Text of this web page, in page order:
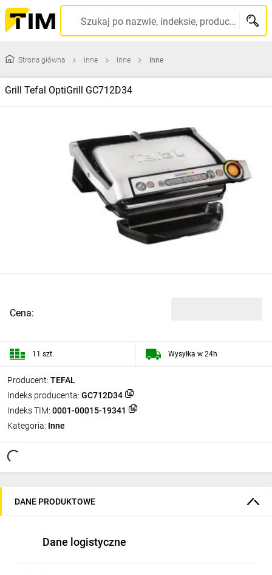
Szukaj po nazwie, indeksie, producencie, kodzie kreskowym...
Strona główna Inne Inne Inne
Grill Tefal OptiGrill GC712D34
Producent: TEFAL
Indeks producenta: GC712D34
Indeks TIM: 0001-00015-19341
Kategoria: Inne
Cena:
11 szt. Wysyłka w 24h
DANE PRODUKTOWE
Dane logistyczne